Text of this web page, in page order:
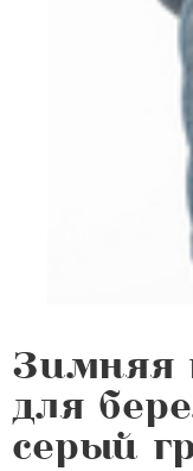
Зимняя
для
серый